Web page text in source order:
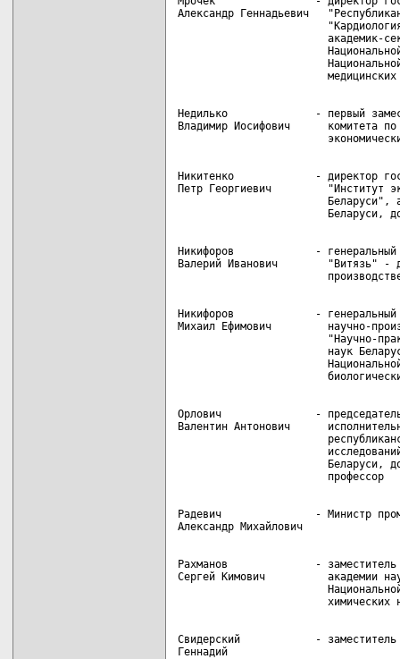
Александр Геннадьевич
академик-
Недилько              - первый
Владимир Иосифович      комитета по
Никитенко             - директор
Петр Георгиевич         "Институт
Беларуси",
Никифоров             - генеральный
Валерий Иванович        "Витязь" -
Никифоров             - генеральный
Михаил Ефимович         научно-
"Научно-
наук
Орлович               - председатель
Валентин Антонович
Беларуси,
Радевич               - Министр
Рахманов              - заместитель
Сергей Кимович          академии
Свидерский            - заместитель
Геннадий